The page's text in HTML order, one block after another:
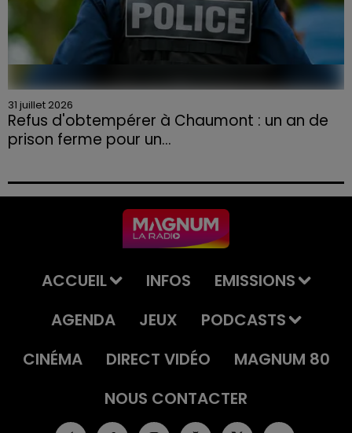
31 juillet 2026
Refus d'obtempérer à Chaumont : un an de
prison ferme pour un...
permis et la confiscation de son véhicule.
ACCUEIL INFOS
EMISSIONS
AGENDA
JEUX
PODCASTS
CINÉMA
DIRECT VIDÉO
MAGNUM 80
NOUS CONTACTER